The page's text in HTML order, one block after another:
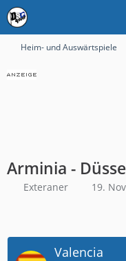
Heim- und Auswärtspiele
Arminia -
Exteraner 19.
Valencia